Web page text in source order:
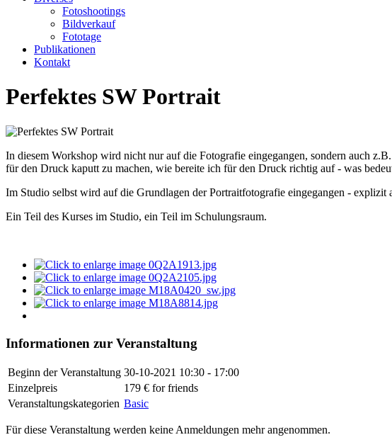
Fotoshootings
Bildverkauf
Fototage
Publikationen
Kontakt
Perfektes SW Portrait
In diesem Workshop wird nicht nur auf die Fotografie eingegangen, sondern auch
für den Druck kaputt zu machen, wie bereite ich für den Druck richtig auf - was
Im Studio selbst wird auf die Grundlagen der Portraitfotografie eingegangen -
Ein Teil des Kurses im Studio, ein Teil im Schulungsraum.
Informationen zur Veranstaltung
Beginn der Veranstaltung 30-10-2021 10:30 - 17:00
Einzelpreis
179 € for friends
Veranstaltungskategorien Basic
Für diese Veranstaltung werden keine Anmeldungen mehr angenommen.